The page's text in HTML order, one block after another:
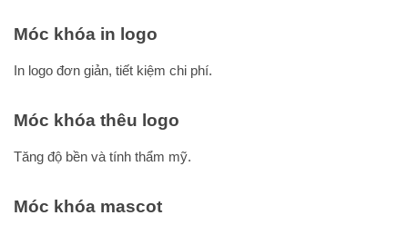
Móc khóa in logo
In logo đơn giản, tiết kiệm chi phí.
Móc khóa thêu logo
Tăng độ bền và tính thẩm mỹ.
Móc khóa mascot